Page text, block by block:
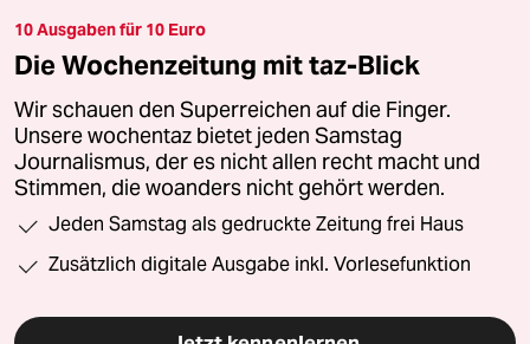
10 Ausgaben für 10 Euro
Die Wochenzeitung mit taz-Blick
Wir schauen den Superreichen auf die Finger.
Unsere wochentaz bietet jeden Samstag
Journalismus, der es nicht allen recht macht und
Stimmen, die woanders nicht gehört werden.
Jeden Samstag als gedruckte Zeitung frei Haus
Zusätzlich digitale Ausgabe inkl. Vorlesefunktion